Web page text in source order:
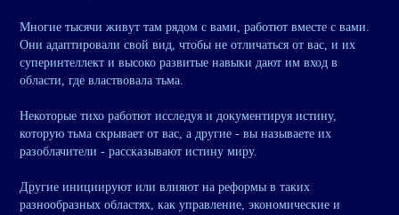
Многие тысячи живут там рядом с вами, работют вместе с вами.
Они адаптировали свой вид, чтобы не отличаться от вас, и их
суперинтеллект и высоко развитые навыки дают им вход в
области, где властвовала тьма.
Некоторые тихо работют исследуя и документируя истину,
которую тьма скрывает от вас, а другие - вы называете их
разоблачители - рассказывают истину миру.
Другие инициируют или влияют на реформы в таких
разнообразных областях, как управление, экономические и